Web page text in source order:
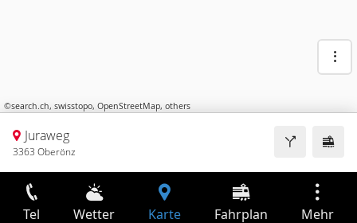
©search.ch, swisstopo, OpenStreetMap, others
Juraweg
3363 Oberönz
Tel Wetter Karte Fahrplan Mehr